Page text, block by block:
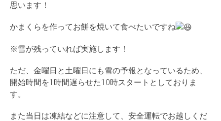
思います！
かまくらを作ってお餅を焼いて食べたいですね
※雪が残っていれば実施します！
ただ、金曜日と土曜日にも雪の予報となっているため、
開始時間を1時間遅らせた10時スタートとしておりま
す。
また当日は凍結などに注意して、安全運転でお越しくだ